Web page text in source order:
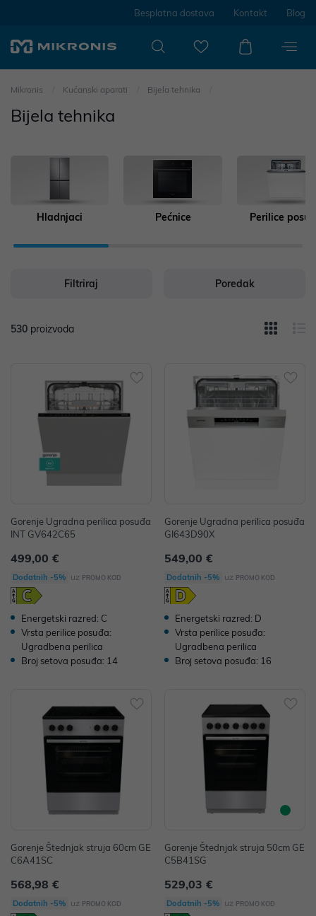
Besplatna dostava Kontakt Blog
Mikronis Kućanski aparati Bijela tehnika
Bijela tehnika
Hladnjaci Pećnice Perilice
Filtriraj Poredak
530 proizvoda
Gorenje Ugradna perilica posuđa
INT GV642C65
499,00 €
Dodatnih -5% uz PROMO KOD
Energetski razred: C
Vrsta perilice posuđa:
Ugradbena perilica
Broj setova posuđa: 14
Gorenje Ugradna perilica posuđa
GI643D90X
549,00 €
Dodatnih -5% uz PROMO KOD
Energetski razred: D
Vrsta perilice posuđa:
Ugradbena perilica
Broj setova posuđa: 16
Gorenje Štednjak struja 60cm GE
C6A41SC
568,98 €
Dodatnih -5% uz PROMO KOD
Gorenje Štednjak struja 50cm GE
C5B41SG
529,03 €
Dodatnih -5% uz PROMO KOD